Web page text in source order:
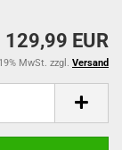
129,99 EUR
MwSt. zzgl. Versand